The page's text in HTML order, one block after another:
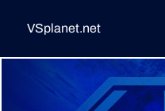
VSplanet.net